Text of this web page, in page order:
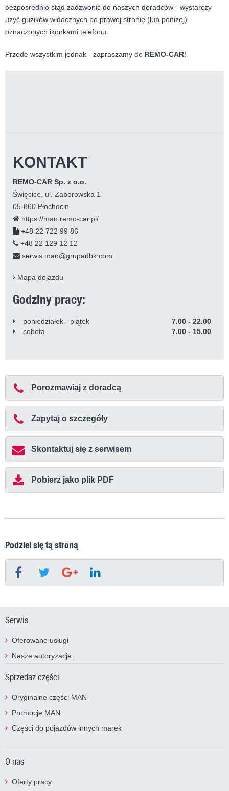
bezpośrednio stąd zadzwonić do naszych doradców - wystarczy
użyć guzików widocznych po prawej stronie (lub poniżej)
oznaczonych ikonkami telefonu.
Przede wszystkim jednak - zapraszamy do REMO-CAR!
KONTAKT
REMO-CAR Sp. z o.o.
Święcice, ul. Zaborowska 1
05-860 Płochocin
https://man.remo-car.pl/
+48 22 722 99 86
+48 22 129 12 12
serwis.man@grupadbk.com
Mapa dojazdu
Godziny pracy:
poniedziałek - piątek
7.00 - 22.00
sobota
7.00 - 15.00
Porozmawiaj z doradcą
Zapytaj o szczegóły
Skontaktuj się z serwisem
Pobierz jako plik PDF
Podziel się tą stroną
Serwis
Oferowane usługi
Nasze autoryzacje
Sprzedaż części
Oryginalne części MAN
Promocje MAN
Części do pojazdów innych marek
O nas
Oferty pracy